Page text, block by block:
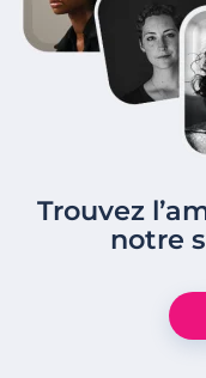
Trouvez
notre